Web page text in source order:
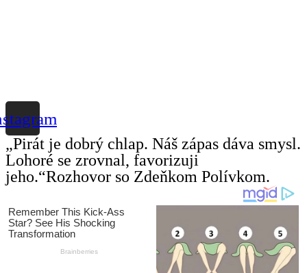
„Pirát je dobrý chlap. Náš zápas dáva smysl.
Lohoré se zrovnal, favorizuji
jeho.“Rozhovor so Zdeňkom Polívkom.